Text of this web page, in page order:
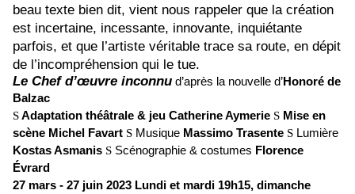
beau texte bien dit, vient nous rappeler que la création
est incertaine, incessante, innovante, inquiétante
parfois, et que l’artiste véritable trace sa route, en dépit
de l’incompréhension qui le tue.
Le Chef d’œuvre inconnu d’après la nouvelle d’Honoré de
Balzac
SAdaptation théâtrale & jeu Catherine Aymerie S Mise en
scène Michel Favart S Musique Massimo Trasente S Lumière
Kostas Asmanis S Scénographie & costumes Florence
Évrard
27 mars - 27 juin 2023 Lundi et mardi 19h15, dimanche